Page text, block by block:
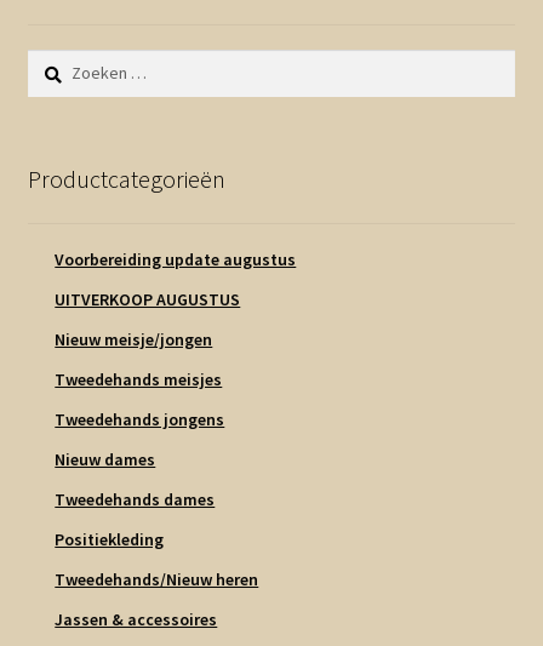
Zoeken
naar:
Productcategorieën
Voorbereiding update augustus
UITVERKOOP AUGUSTUS
Nieuw meisje/jongen
Tweedehands meisjes
Tweedehands jongens
Nieuw dames
Tweedehands dames
Positiekleding
Tweedehands/Nieuw heren
Jassen & accessoires